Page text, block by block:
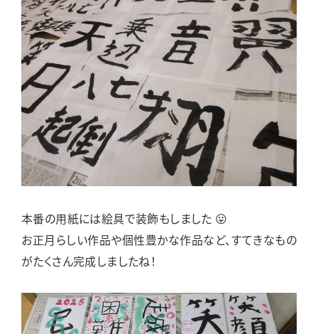
本番の用紙には絵具で装飾もしました 😛
お正月らしい作品や個性豊かな作品など、すてきなもの
がたくさん完成しましたね！